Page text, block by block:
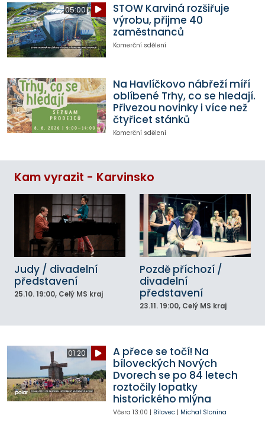
05:00
STOW Karviná rozšiřuje
výrobu, přijme 40
zaměstnanců
Komerční sdělení
Na Havlíčkovo nábřeží míří
oblíbené Trhy, co se hledají.
Přivezou novinky i více než
čtyřicet stánků
Komerční sdělení
Kam vyrazit - Karvinsko
Judy / divadelní
představení
25.10. 19:00, Celý MS kraj
Pozdě příchozí /
divadelní
představení
23.11. 19:00, Celý MS kraj
01:20
A přece se točí! Na
bíloveckých Nových
Dvorech se po 84 letech
roztočily lopatky
historického mlýna
Včera 13:00 | Bílovec| Michal Slonina